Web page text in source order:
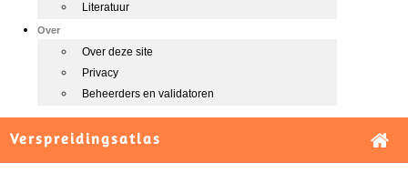
Literatuur
Over
Over deze site
Privacy
Beheerders en validatoren
Verspreidingsatlas